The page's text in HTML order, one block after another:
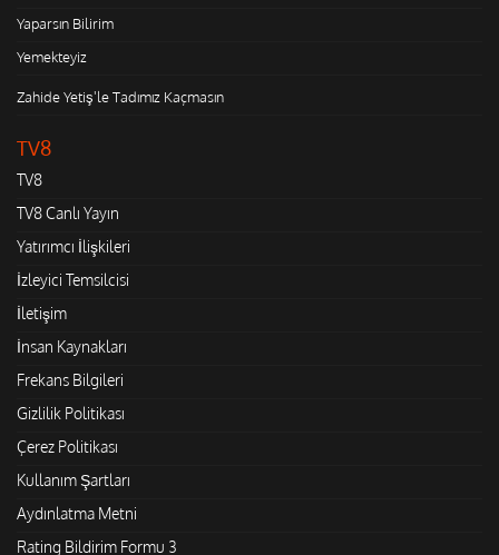
Yaparsın Bilirim
Yemekteyiz
Zahide Yetiş'le Tadımız Kaçmasın
TV8
TV8
TV8 Canlı Yayın
Yatırımcı İlişkileri
İzleyici Temsilcisi
İletişim
İnsan Kaynakları
Frekans Bilgileri
Gizlilik Politikası
Çerez Politikası
Kullanım Şartları
Aydınlatma Metni
Rating Bildirim Formu 3